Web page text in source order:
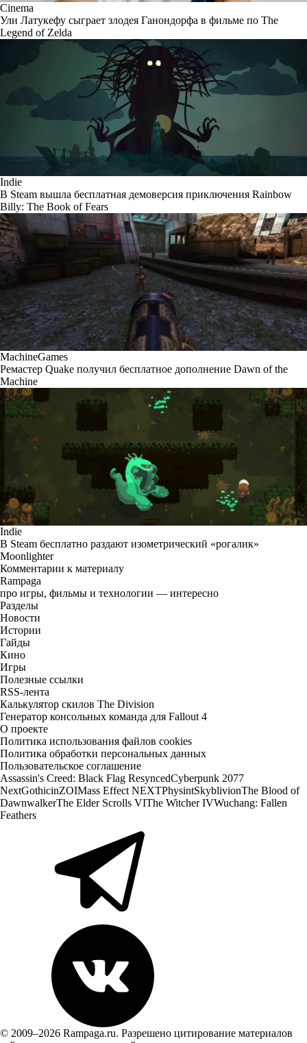
Cinema
Ули Латукефу сыграет злодея Ганондорфа в фильме по The
Legend of Zelda
Indie
В Steam вышла бесплатная демоверсия приключения Rainbow
Billy: The Book of Fears
MachineGames
Ремастер Quake получил бесплатное дополнение Dawn of the
Machine
Indie
В Steam бесплатно раздают изометрический «рогалик»
Moonlighter
Комментарии к материалу
Rampaga
про игры, фильмы и технологии — интересно
Разделы
Новости
Истории
Гайды
Кино
Игры
Полезные ссылки
RSS-лента
Калькулятор скилов The Division
Генератор консольных команда для Fallout 4
О проекте
Политика использования файлов cookies
Политика обработки персональных данных
Пользовательское соглашение
Assassin's Creed: Black Flag ResyncedCyberpunk 2077
NextGothicinZOIMass Effect NEXTPhysintSkyblivionThe Blood of
DawnwalkerThe Elder Scrolls VIThe Witcher IVWuchang: Fallen
Feathers
© 2009–2026 Rampaga.ru. Разрешено цитирование материалов